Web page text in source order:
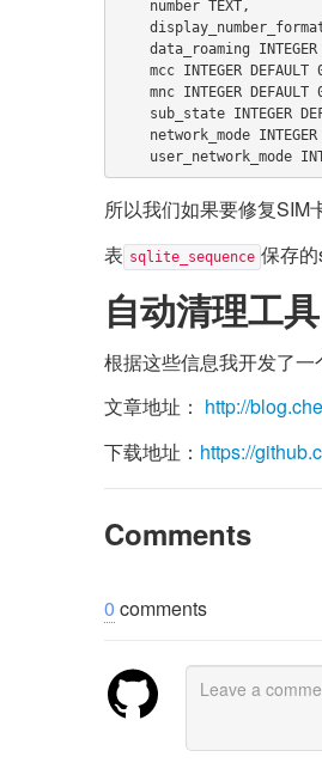
所以我们如果要修复SIM
表 sqlite_sequence 保存
自动清理工具
根据这些信息我开发了一
文章地址： http://
下载地址： https://
Comments
0 comments